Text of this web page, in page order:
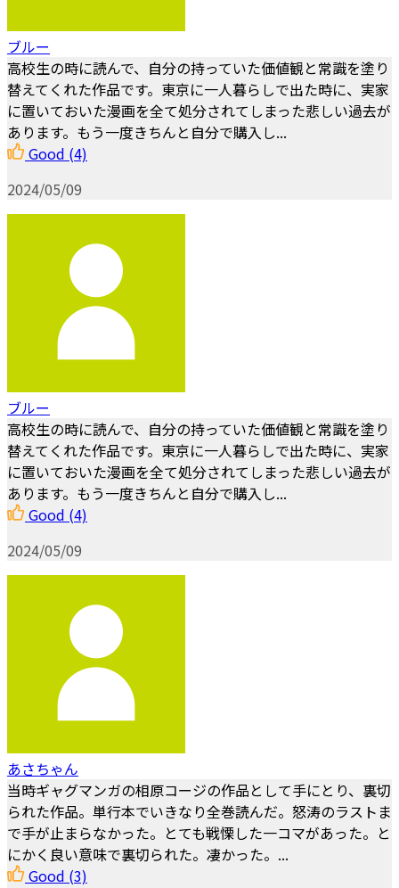
ブルー
高校生の時に読んで、自分の持っていた価値観と常識を塗り
替えてくれた作品です。東京に一人暮らしで出た時に、実家
に置いておいた漫画を全て処分されてしまった悲しい過去が
あります。もう一度きちんと自分で購入し...
Good (4)
2024/05/09
ブルー
高校生の時に読んで、自分の持っていた価値観と常識を塗り
替えてくれた作品です。東京に一人暮らしで出た時に、実家
に置いておいた漫画を全て処分されてしまった悲しい過去が
あります。もう一度きちんと自分で購入し...
Good (4)
2024/05/09
あさちゃん
当時ギャグマンガの相原コージの作品として手にとり、裏切
られた作品。単行本でいきなり全巻読んだ。怒涛のラストま
で手が止まらなかった。とても戦慄した一コマがあった。と
にかく良い意味で裏切られた。凄かった。...
Good (3)